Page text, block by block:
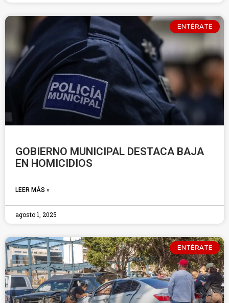
ENTÉRATE
GOBIERNO MUNICIPAL DESTACA BAJA
EN HOMICIDIOS
LEER MÁS »
agosto 1, 2025
ENTÉRATE